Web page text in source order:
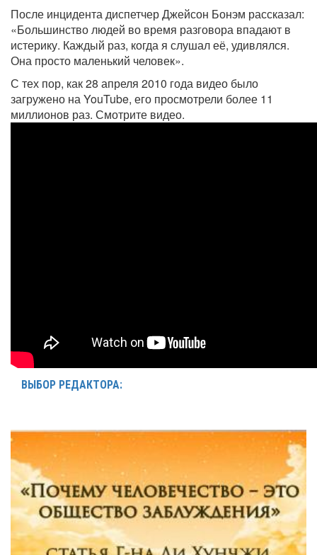
После инцидента диспетчер Джейсон Бонэм рассказал:
«Большинство людей во время разговора впадают в
истерику. Каждый раз, когда я слушал её, удивлялся.
Она просто маленький человек».
С тех пор, как 28 апреля 2010 года видео было
загружено на YouTube, его просмотрели более 11
миллионов раз. Смотрите видео.
ВЫБОР РЕДАКТОРА: